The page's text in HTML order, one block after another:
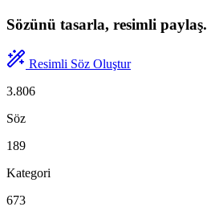
Sözünü tasarla, resimli paylaş.
Resimli Söz Oluştur
3.806
Söz
189
Kategori
673